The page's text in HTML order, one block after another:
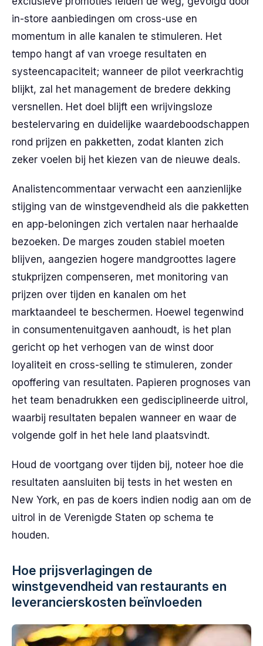
in-store aanbiedingen om cross-use en
momentum in alle kanalen te stimuleren. Het
tempo hangt af van vroege resultaten en
systeencapaciteit; wanneer de pilot veerkrachtig
blijkt, zal het management de bredere dekking
versnellen. Het doel blijft een wrijvingsloze
bestelervaring en duidelijke waardeboodschappen
rond prijzen en pakketten, zodat klanten zich
zeker voelen bij het kiezen van de nieuwe deals.
Analistencommentaar verwacht een aanzienlijke
stijging van de winstgevendheid als die pakketten
en app-beloningen zich vertalen naar herhaalde
bezoeken. De marges zouden stabiel moeten
blijven, aangezien hogere mandgroottes lagere
stukprijzen compenseren, met monitoring van
prijzen over tijden en kanalen om het
marktaandeel te beschermen. Hoewel tegenwind
in consumentenuitgaven aanhoudt, is het plan
gericht op het verhogen van de winst door
loyaliteit en cross-selling te stimuleren, zonder
opoffering van resultaten. Papieren prognoses van
het team benadrukken een gedisciplineerde uitrol,
waarbij resultaten bepalen wanneer en waar de
volgende golf in het hele land plaatsvindt.
Houd de voortgang over tijden bij, noteer hoe die
resultaten aansluiten bij tests in het westen en
New York, en pas de koers indien nodig aan om de
uitrol in de Verenigde Staten op schema te
houden.
Hoe prijsverlagingen de
winstgevendheid van restaurants en
leverancierskosten beïnvloeden